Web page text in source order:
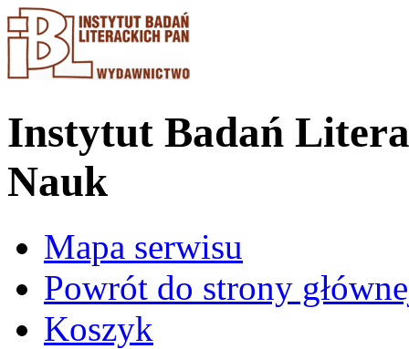
Instytut Badań
Nauk
Mapa serwisu
Powrót do strony
Koszyk